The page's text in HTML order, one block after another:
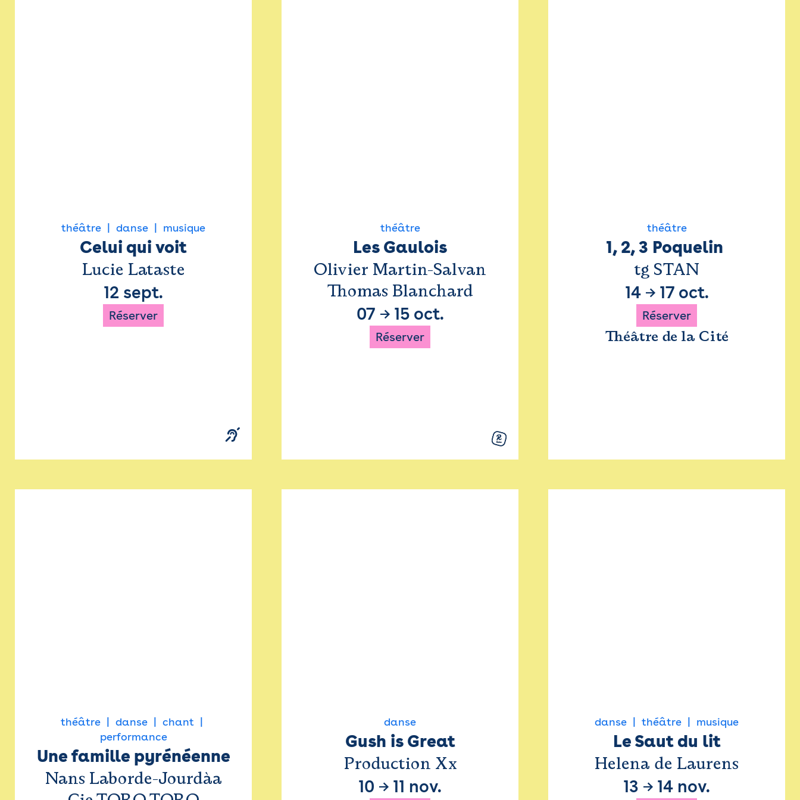
théâtre danse musique
Celui qui voit
Lucie Lataste
12 sept.
Réserver
théâtre
Les Gaulois
Olivier Martin-Salvan
Thomas Blanchard
07 → 15 oct.
Réserver
théâtre
1, 2, 3 Poquelin
tg STAN
14→ 17 oct.
Réserver
Théâtre de la Cité
théâtre danse
chant
performance
Une famille pyrénéenne
Nans Laborde-Jourdàa
danse
Gush is Great
Production Xx
10 → 11 nov.
danse théâtre musique
Le Saut du lit
Helena de Laurens
13 → 14 nov.